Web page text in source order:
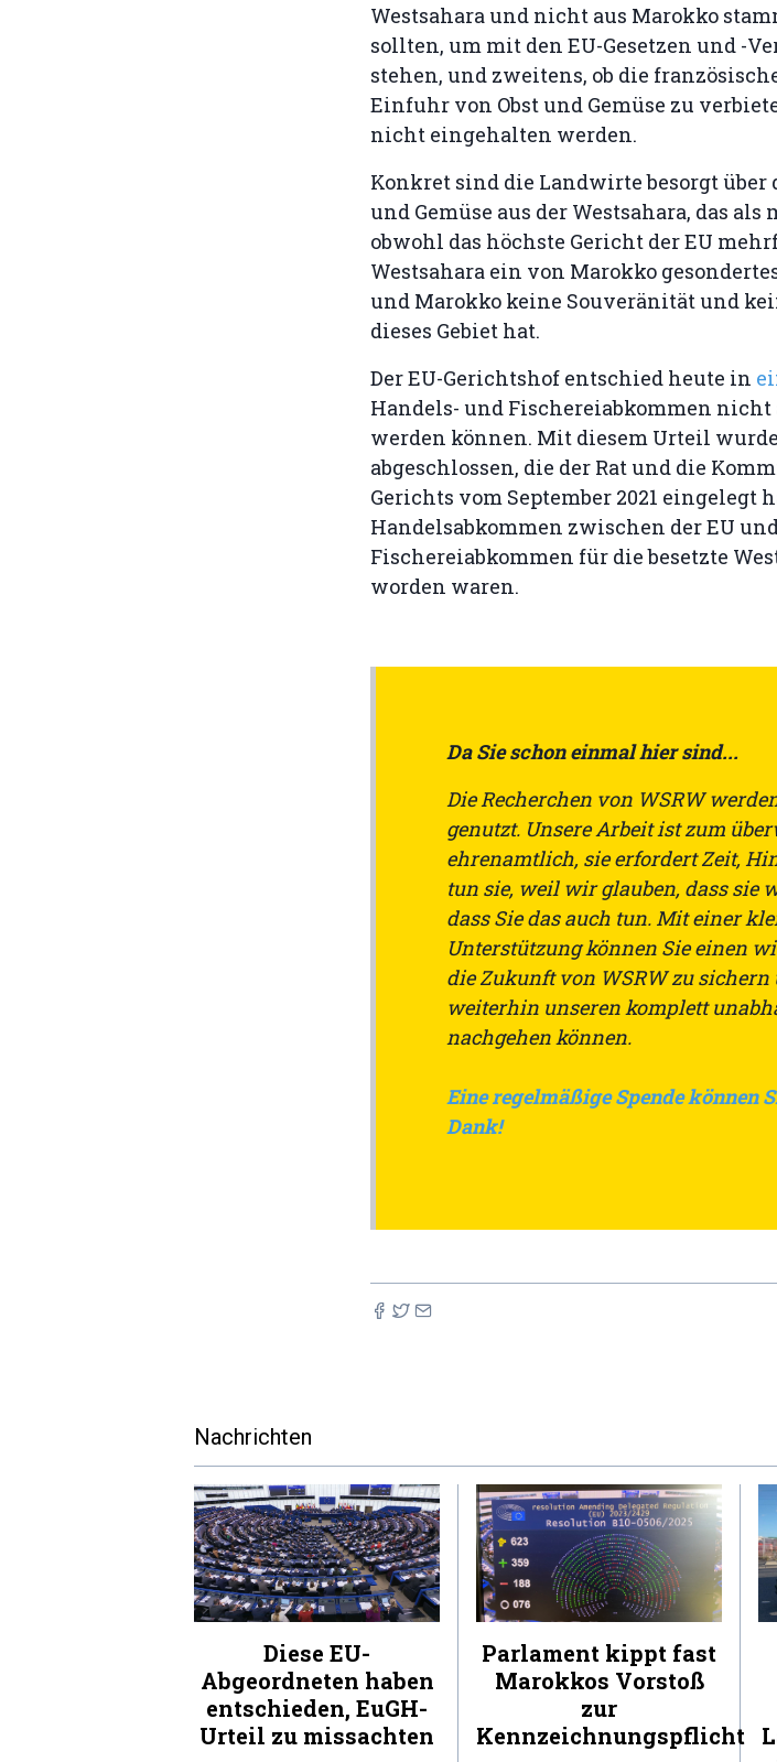
Westsahara und nicht aus Marokko
sollten, um mit den EU-Gesetzen und -
stehen, und zweitens, ob die
Einfuhr von Obst und Gemüse zu
nicht eingehalten werden.
Konkret sind die Landwirte besorgt
und Gemüse aus der Westsahara, das
obwohl das höchste Gericht der EU
Westsahara ein von Marokko
und Marokko keine Souveränität und
dieses Gebiet hat.
Der EU-Gerichtshof entschied heute in
Handels- und Fischereiabkommen nicht
werden können. Mit diesem Urteil
abgeschlossen, die der Rat und die
Gerichts vom September 2021 eingelegt
Handelsabkommen zwischen der EU
Fischereiabkommen für die besetzte
worden waren.
Da Sie schon einmal hier sind...
Die Recherchen von WSRW
genutzt. Unsere Arbeit ist zum
ehrenamtlich, sie erfordert Zeit,
tun sie, weil wir glauben, dass sie
dass Sie das auch tun. Mit einer
Unterstützung können Sie einen
die Zukunft von WSRW zu
weiterhin unseren komplett
nachgehen können.
Eine regelmäßige Spende können
Dank!
Nachrichten
Diese EU-
Abgeordneten haben
entschieden, EuGH-
Urteil zu missachten
Parlament kippt fast
Marokkos Vorstoß
zur
Kennzeichnungspflicht